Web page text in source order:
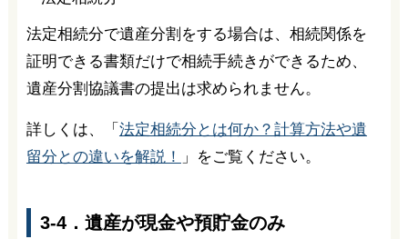
法定相続分で遺産分割をする場合は、相続関係を
証明できる書類だけで相続手続きができるため、
遺産分割協議書の提出は求められません。
詳しくは、「 法定相続分とは何か？計算方法や遺
留分との違いを解説！
」をご覧ください。
3-4．遺産が現金や預貯金のみ